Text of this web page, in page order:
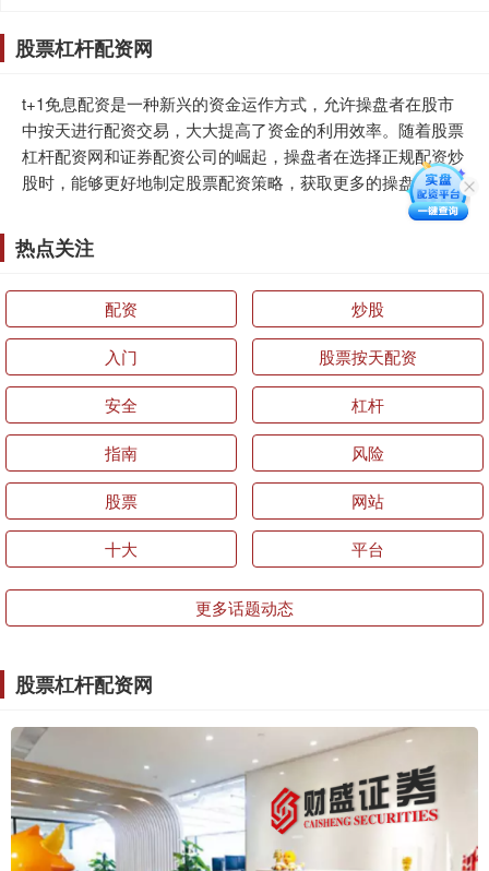
股票杠杆配资网
t+1免息配资是一种新兴的资金运作方式，允许操盘者在股市
中按天进行配资交易，大大提高了资金的利用效率。随着股票
杠杆配资网和证券配资公司的崛起，操盘者在选择正规配资炒
股时，能够更好地制定股票配资策略，获取更多的操盘机会。
热点关注
配资 炒股
入门 股票按天配资
安全 杠杆
指南 风险
股票 网站
十大 平台
更多话题动态
股票杠杆配资网